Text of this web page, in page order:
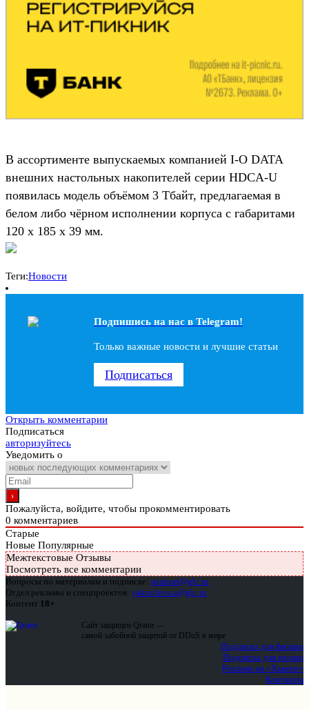
В ассортименте выпускаемых компанией I-O DATA
внешних настольных накопителей серии HDCA-U
появилась модель объёмом 3 Тбайт, предлагаемая в
белом либо чёрном исполнении корпуса с габаритами
120 x 185 x 39 мм.
Теги:Новости
Подпишись на наc в Telegram!
Только важные новости и лучшие статьи
Подписаться
Открыть комментарии
Подписаться
авторизуйтесь
Уведомить о
Пожалуйста, войдите, чтобы прокомментировать
0 комментариев
Старые
Новые Популярные
Межтекстовые Отзывы
Посмотреть все комментарии
Вопросы по материалам и подписке: support@glc.ru
Отдел рекламы и спецпроектов: yakovleva.a@glc.ru
Контент 18+
Сайт защищен Qrator —
самой забойной защитой от DDoS в мире
Подписка для физлиц
Подписка для юрлиц
Реклама на «Хакере»
Контакты